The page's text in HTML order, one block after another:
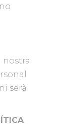
nostra
serà